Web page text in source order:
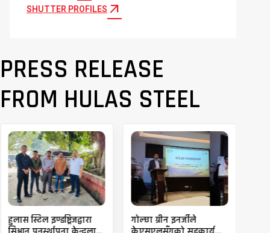
SHUTTER PROFILES arrow_outward
PRESS RELEASE
FROM HULAS STEEL
हुलास स्टिल इण्डष्ट्रिजद्वारा
गोल्छा ग्रीन इनर्जीले